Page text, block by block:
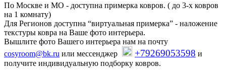
По Москве и МО - доступна примерка ковров. ( до 3-х ковров
на 1 комнату)
Для Регионов доступна “виртуальная примерка” - наложение
текстуры ковра на Ваше фото интерьера.
Вышлите фото Вашего интерьера нам на почту
cosyroom@bk.ru или мессенджер +79269053598 и
получите индивидуальную подборку ковров.